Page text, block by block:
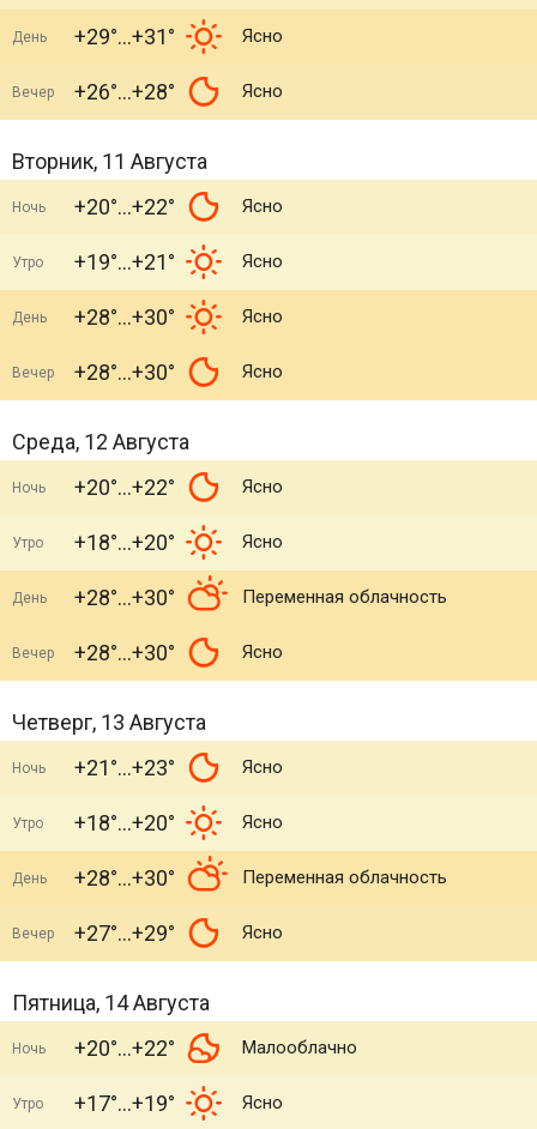
День +29° +31° Ясно
Вечер +26° +28° Ясно
Вторник, 11 Августа
Ночь +20° +22° Ясно
Утро +19° +21° Ясно
День +28° +30° Ясно
Вечер +28° +30° Ясно
Среда, 12 Августа
Ночь +20° +22° Ясно
Утро +18° +20° Ясно
День +28° +30° Переменная облачность
Вечер +28° +30° Ясно
Четверг, 13 Августа
Ночь +21° +23° Ясно
Утро +18° +20° Ясно
День +28° +30° Переменная облачность
Вечер +27° +29° Ясно
Пятница, 14 Августа
Ночь +20° +22° Малооблачно
Утро +17° +19° Ясно